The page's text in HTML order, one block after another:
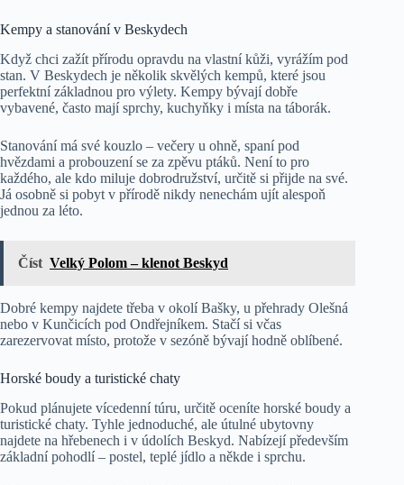
Kempy a stanování v Beskydech
Když chci zažít přírodu opravdu na vlastní kůži, vyrážím pod
stan. V Beskydech je několik skvělých kempů, které jsou
perfektní základnou pro výlety. Kempy bývají dobře
vybavené, často mají sprchy, kuchyňky i místa na táborák.
Stanování má své kouzlo – večery u ohně, spaní pod
hvězdami a probouzení se za zpěvu ptáků. Není to pro
každého, ale kdo miluje dobrodružství, určitě si přijde na své.
Já osobně si pobyt v přírodě nikdy nenechám ujít alespoň
jednou za léto.
Číst Velký Polom – klenot Beskyd
Dobré kempy najdete třeba v okolí Bašky, u přehrady Olešná
nebo v Kunčicích pod Ondřejníkem. Stačí si včas
zarezervovat místo, protože v sezóně bývají hodně oblíbené.
Horské boudy a turistické chaty
Pokud plánujete vícedenní túru, určitě oceníte horské boudy a
turistické chaty. Tyhle jednoduché, ale útulné ubytovny
najdete na hřebenech i v údolích Beskyd. Nabízejí především
základní pohodlí – postel, teplé jídlo a někde i sprchu.